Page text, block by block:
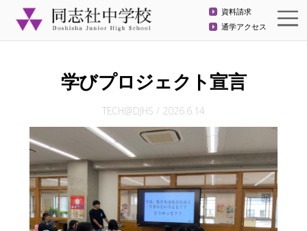
資料請求
通学アクセス
学びプロジェクト宣言
TECH@DJHS / 2026.6.14